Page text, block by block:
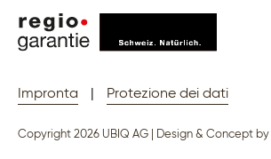
Impronta | Protezione dei dati
Copyright 2026 UBIQ AG | Design & Concept by